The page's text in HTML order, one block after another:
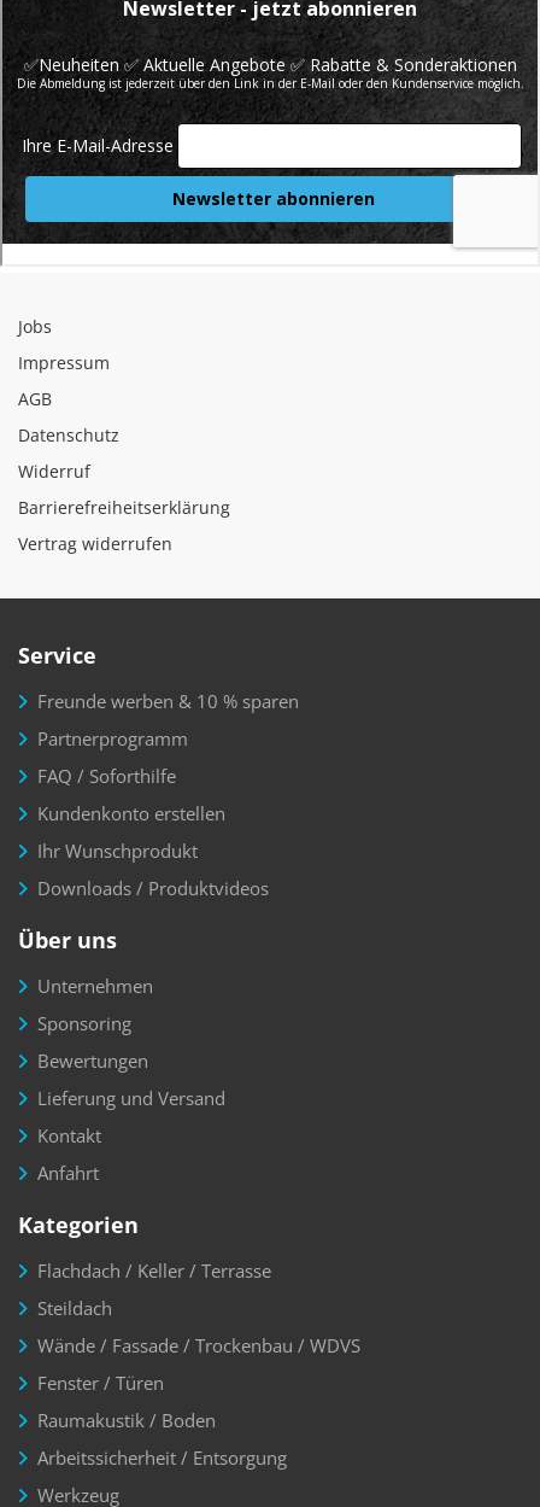
Jobs
Impressum
AGB
Datenschutz
Widerruf
Barrierefreiheitserklärung
Vertrag widerrufen
Service
Freunde werben & 10 % sparen
Partnerprogramm
FAQ / Soforthilfe
Kundenkonto erstellen
Ihr Wunschprodukt
Downloads / Produktvideos
Über uns
Unternehmen
Sponsoring
Bewertungen
Lieferung und Versand
Kontakt
Anfahrt
Kategorien
Flachdach / Keller / Terrasse
Steildach
Wände / Fassade / Trockenbau / WDVS
Fenster / Türen
Raumakustik / Boden
Arbeitssicherheit / Entsorgung
Werkzeug